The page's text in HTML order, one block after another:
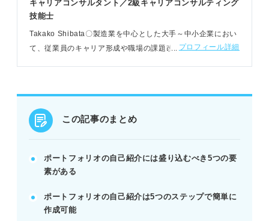
POINT：レイアウトを見やすく整え、企業が求める
人材像に合わせる。
誤字脱字を徹底確認し第三者の意見を得る。
入念に作り込もう！ 企業はポートフォリオの
自己紹介も評価する
キャリアコンサルタント／2級キャリアコンサルティング
技能士
Takako Shibata〇製造業を中心とした大手～中小企業におい
て、従業員のキャリア形成や職場の課題改善を支援。若者自
プロフィール詳細
この記事のまとめ
ポートフォリオの自己紹介には盛り込むべき5つの要
素がある
ポートフォリオの自己紹介は5つのステップで簡単に
作成可能